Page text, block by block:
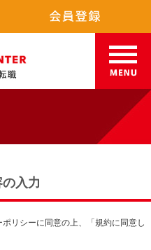
入力
リシーに同意の上、「規約に同意し